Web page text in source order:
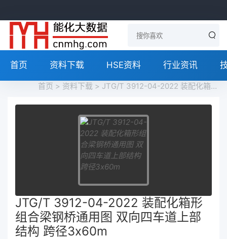
首页 资料下载 HSE资料 行业资讯
首页 > 资料下载 > JTG/T 3912-04-2022 装配化箱形组合梁钢桥通用图 双向四车道上部结构 跨径3x60m
JTG/T 3912-04-2022 装配化箱形
组合梁钢桥通用图 双向四车道上部
结构 跨径3x60m